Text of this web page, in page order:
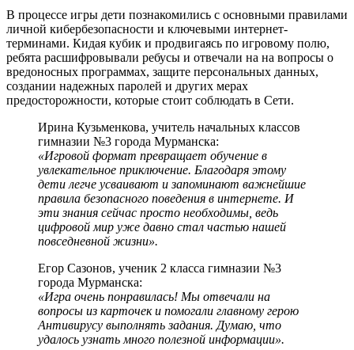
В процессе игры дети познакомились с основными правилами
личной кибербезопасности и ключевыми интернет-
терминами. Кидая кубик и продвигаясь по игровому полю,
ребята расшифровывали ребусы и отвечали на на вопросы о
вредоносных программах, защите персональных данных,
создании надежных паролей и других мерах
предосторожности, которые стоит соблюдать в Сети.
Ирина Кузьменкова, учитель начальных классов
гимназии №3 города Мурманска:
«Игровой формат превращает обучение в
увлекательное приключение. Благодаря этому
дети легче усваивают и запоминают важнейшие
правила безопасного поведения в интернете. И
эти знания сейчас просто необходимы, ведь
цифровой мир уже давно стал частью нашей
повседневной жизни».
Егор Сазонов, ученик 2 класса гимназии №3
города Мурманска:
«Игра очень понравилась! Мы отвечали на
вопросы из карточек и помогали главному герою
Антивирусу выполнять задания. Думаю, что
удалось узнать много полезной информации».